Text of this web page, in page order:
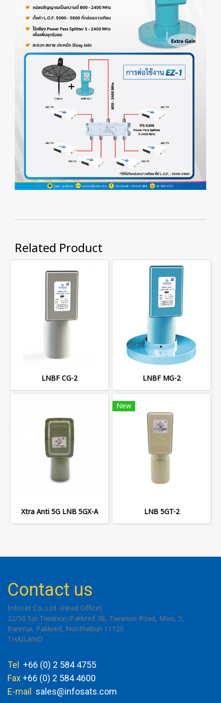
Related Product
LNBF CG-2 LNBF MG-2
Xtra Anti 5G LNB 5GX-A
New
LNB 5GT-2
Contact us
Infosat Co.,Ltd. (Head Office)
32/58 Soi Tiwanon-Pakkred 38, Tiwanon Road, Moo. 5,
Banmai, Pakkred, Nonthaburi 11120
THAILAND
Tel
+66 (0) 2 584 4755
Fax+66 (0) 2 584 4600
E-mail sales@infosats.com